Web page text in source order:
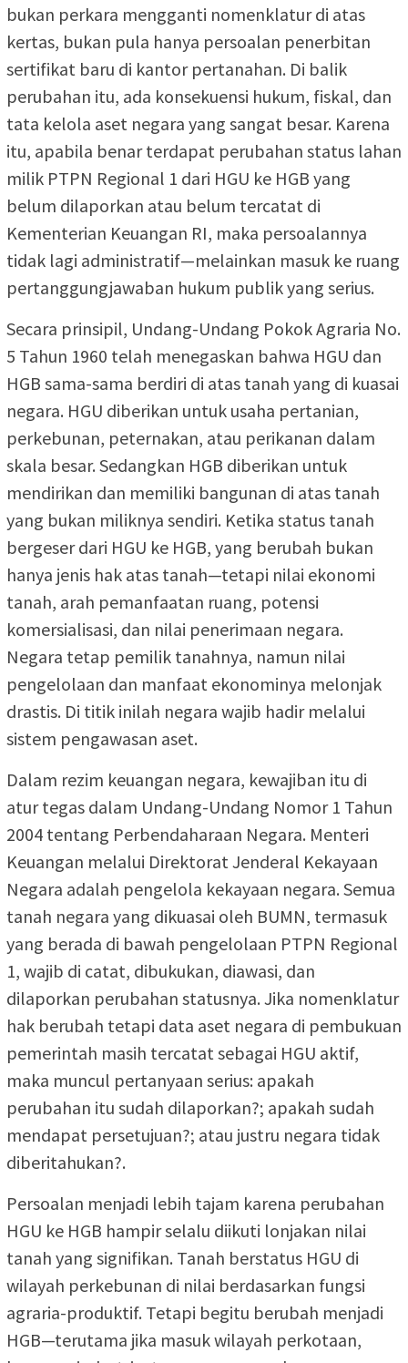
bukan perkara mengganti nomenklatur di atas
kertas, bukan pula hanya persoalan penerbitan
sertifikat baru di kantor pertanahan. Di balik
perubahan itu, ada konsekuensi hukum, fiskal, dan
tata kelola aset negara yang sangat besar. Karena
itu, apabila benar terdapat perubahan status lahan
milik PTPN Regional 1 dari HGU ke HGB yang
belum dilaporkan atau belum tercatat di
Kementerian Keuangan RI, maka persoalannya
tidak lagi administratif—melainkan masuk ke ruang
pertanggungjawaban hukum publik yang serius.
Secara prinsipil, Undang-Undang Pokok Agraria No.
5 Tahun 1960 telah menegaskan bahwa HGU dan
HGB sama-sama berdiri di atas tanah yang di kuasai
negara. HGU diberikan untuk usaha pertanian,
perkebunan, peternakan, atau perikanan dalam
skala besar. Sedangkan HGB diberikan untuk
mendirikan dan memiliki bangunan di atas tanah
yang bukan miliknya sendiri. Ketika status tanah
bergeser dari HGU ke HGB, yang berubah bukan
hanya jenis hak atas tanah—tetapi nilai ekonomi
tanah, arah pemanfaatan ruang, potensi
komersialisasi, dan nilai penerimaan negara.
Negara tetap pemilik tanahnya, namun nilai
pengelolaan dan manfaat ekonominya melonjak
drastis. Di titik inilah negara wajib hadir melalui
sistem pengawasan aset.
Dalam rezim keuangan negara, kewajiban itu di
atur tegas dalam Undang-Undang Nomor 1 Tahun
2004 tentang Perbendaharaan Negara. Menteri
Keuangan melalui Direktorat Jenderal Kekayaan
Negara adalah pengelola kekayaan negara. Semua
tanah negara yang dikuasai oleh BUMN, termasuk
yang berada di bawah pengelolaan PTPN Regional
1, wajib di catat, dibukukan, diawasi, dan
dilaporkan perubahan statusnya. Jika nomenklatur
hak berubah tetapi data aset negara di pembukuan
pemerintah masih tercatat sebagai HGU aktif,
maka muncul pertanyaan serius: apakah
perubahan itu sudah dilaporkan?; apakah sudah
mendapat persetujuan?; atau justru negara tidak
diberitahukan?.
Persoalan menjadi lebih tajam karena perubahan
HGU ke HGB hampir selalu diikuti lonjakan nilai
tanah yang signifikan. Tanah berstatus HGU di
wilayah perkebunan di nilai berdasarkan fungsi
agraria-produktif. Tetapi begitu berubah menjadi
HGB—terutama jika masuk wilayah perkotaan,